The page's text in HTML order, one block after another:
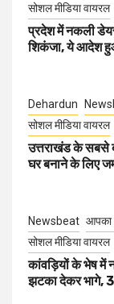
सोशल मीडिया वायरल
प्रदेश में नकली
शिकंजा, ये आदेश
Dehardun
सोशल मीडिया वायरल
उत्तराखंड के सबसे
घर बनाने के लिए
Newsbeat आपका
सोशल मीडिया वायरल
कांवड़ियों के भेष में
झटका देकर भागे,